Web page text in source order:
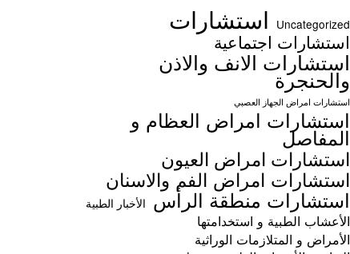
Uncategorized استشارات
استشارات اجتماعية
استشارات الانف والاذن
والحنجرة
استشارات امراض الجهاز العصبي
استشارات امراض العظام و
المفاصل
استشارات امراض العيون
استشارات امراض الفم والاسنان
استشارات منطقة الرأس الأخبار الطبية
الأعشاب الطبية و استخدامتها
الأمراض و المتلازمات الوراثية